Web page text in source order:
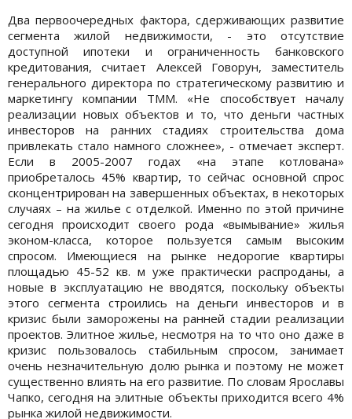
Два первоочередных фактора, сдерживающих развитие
сегмента жилой недвижимости, - это отсутствие
доступной ипотеки и ограниченность банковского
кредитования, считает Алексей Говорун, заместитель
генерального директора по стратегическому развитию и
маркетингу компании ТММ. «Не способствует началу
реализации новых объектов и то, что деньги частных
инвесторов на ранних стадиях строительства дома
привлекать стало намного сложнее», - отмечает эксперт.
Если в 2005-2007 годах «на этапе котлована»
приобреталось 45% квартир, то сейчас основной спрос
сконцентрирован на завершенных объектах, в некоторых
случаях – на жилье с отделкой. Именно по этой причине
сегодня происходит своего рода «вымывание» жилья
эконом-класса, которое пользуется самым высоким
спросом. Имеющиеся на рынке недорогие квартиры
площадью 45-52 кв. м уже практически распроданы, а
новые в эксплуатацию не вводятся, поскольку объекты
этого сегмента строились на деньги инвесторов и в
кризис были заморожены на ранней стадии реализации
проектов. Элитное жилье, несмотря на то что оно даже в
кризис пользовалось стабильным спросом, занимает
очень незначительную долю рынка и поэтому не может
существенно влиять на его развитие. По словам Ярославы
Чапко, сегодня на элитные объекты приходится всего 4%
рынка жилой недвижимости.